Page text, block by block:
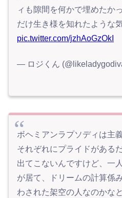
ィも隙間を何かで埋めたか
だけ生き様を知れたような
pic.twitter.com/jzhAoGzOkI
— ロジくん
ボヘミアンラプソディは主
それぞれにプライドがある
出てこないんですけど、一
が居て、ドリームの計算係
わされた架空の人なのかな